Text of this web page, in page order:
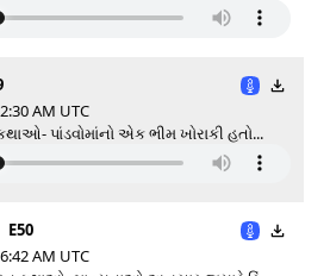
AM UTC
પાંડવોમાંનો એક ભીમ ખોરાકી હતો...
E50
AM UTC